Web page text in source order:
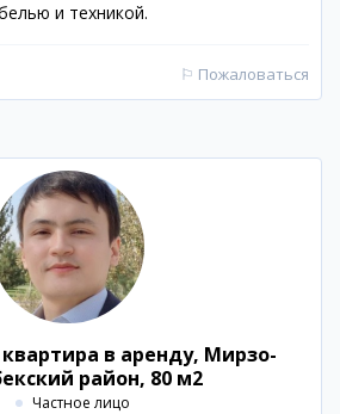
и техникой.
⚐ Пожаловаться
в аренду, Мирзо-
район, 80 м2
Частное лицо